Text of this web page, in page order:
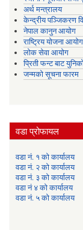
अर्थ मन्त्रालय
केन्द्रीय पञ्जिकरण
नेपाल कानुन आयोग
राष्ट्रिय योजना आयोग
लोक सेवा आयोग
प्रिती फन्ट बाट
जन्मको सूचना फारम
वडा प्रोफायल
वडा नं. १ को कार्यालय
वडा नं. २ को कार्यालय
वडा नं. ३ को कार्यालय
वडा नं ४ को कार्यालय
वडा नं. ५ को कार्यालय